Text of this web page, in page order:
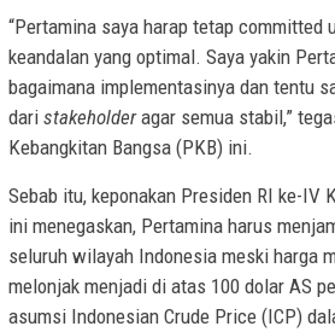
“Pertamina saya harap tetap committed
keandalan yang optimal. Saya yakin
bagaimana implementasinya dan tentu
dari stakeholderagar semua stabil,”
Kebangkitan Bangsa (PKB) ini.
Sebab itu, keponakan Presiden RI ke-IV
ini menegaskan, Pertamina harus
seluruh wilayah Indonesia meski harga
melonjak menjadi di atas 100 dolar AS
asumsi Indonesian Crude Price (ICP)